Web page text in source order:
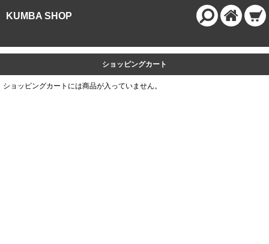
KUMBA SHOP
ショッピングカート
ショッピングカートには商品が入っていません。